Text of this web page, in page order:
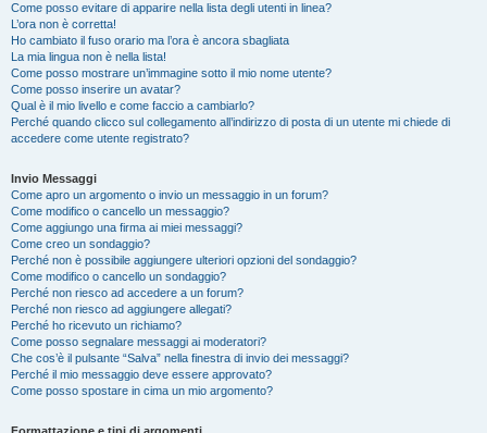
Come posso evitare di apparire nella lista degli utenti in linea?
L’ora non è corretta!
Ho cambiato il fuso orario ma l’ora è ancora sbagliata
La mia lingua non è nella lista!
Come posso mostrare un’immagine sotto il mio nome utente?
Come posso inserire un avatar?
Qual è il mio livello e come faccio a cambiarlo?
Perché quando clicco sul collegamento all’indirizzo di posta di un utente mi chiede di
accedere come utente registrato?
Invio Messaggi
Come apro un argomento o invio un messaggio in un forum?
Come modifico o cancello un messaggio?
Come aggiungo una firma ai miei messaggi?
Come creo un sondaggio?
Perché non è possibile aggiungere ulteriori opzioni del sondaggio?
Come modifico o cancello un sondaggio?
Perché non riesco ad accedere a un forum?
Perché non riesco ad aggiungere allegati?
Perché ho ricevuto un richiamo?
Come posso segnalare messaggi ai moderatori?
Che cos’è il pulsante “Salva” nella finestra di invio dei messaggi?
Perché il mio messaggio deve essere approvato?
Come posso spostare in cima un mio argomento?